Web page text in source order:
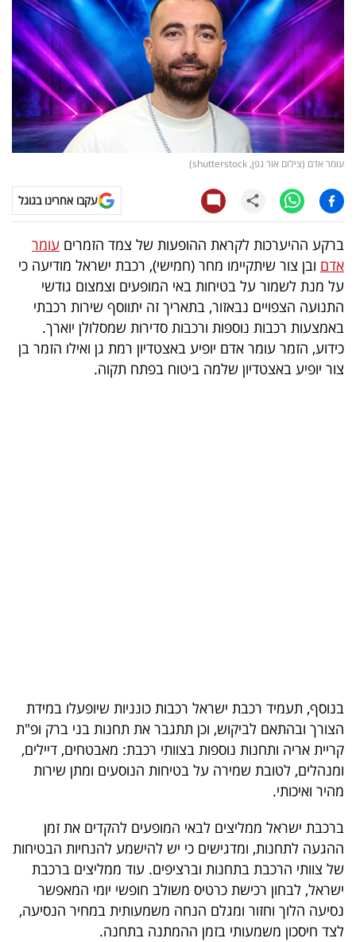
דעות
רכילות
עסקית
קריפטו
ויראלי
טלוויזיה
עסקי
ספורט
קריירה
ולימודים
מינויים
הכלכלי
פודקאסט
40
UNDER
40
שיתופי
פעולה
עומר אדם (צילום אור גפן, shutterstock)
עקבו אחרינו בגוגל
ברקע ההיערכות לקראת ההופעות של צמד הזמרים עומר
אדם ובן צור שיתקיימו מחר (חמישי), רכבת ישראל מודיעה כי
על מנת לשמור על בטיחות באי המופעים וצמצום גודשי
התנועה הצפויים נבאזור, בתאריך זה יתווסף שירות רכבתי
באמצעות רכבות נוספות ורכבות סדירות שמסלולן יוארך.
כידוע, הזמר עומר אדם יופיע באצטדיון רמת גן ואילו הזמר בן
צור יופיע באצטדיון שלמה ביטוח בפתח תקוה.
בנוסף, תעמיד רכבת ישראל רכבות כונניות שיופעלו במידת
הצורך ובהתאם לביקוש, וכן תתגבר את תחנות בני ברק ופ"ת
קריית אריה ותחנות נוספות בצוותי רכבת: מאבטחים, דיילים,
ומנהלים, לטובת שמירה על בטיחות הנוסעים ומתן שירות
מהיר ואיכותי.
ברכבת ישראל ממליצים לבאי המופעים להקדים את זמן
ההגעה לתחנות, ומדגישים כי יש להישמע להנחיות הבטיחות
של צוותי הרכבת בתחנות וברציפים. עוד ממליצים ברכבת
ישראל, לבחון רכישת כרטיס משולב חופשי יומי המאפשר
נסיעה הלוך וחזור ומגלם הנחה משמעותית במחיר הנסיעה,
לצד חיסכון משמעותי בזמן ההמתנה בתחנה.